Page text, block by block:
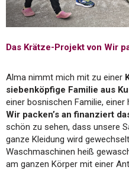
Das Krätze-Projekt von Wir
Alma nimmt mich mit zu einer
siebenköpfige Familie aus
einer bosnischen Familie,
Wir packen’s an finanziert
schön zu sehen, dass unsere
ganze Kleidung wird
Waschmaschinen heiß
am ganzen Körper mit einer